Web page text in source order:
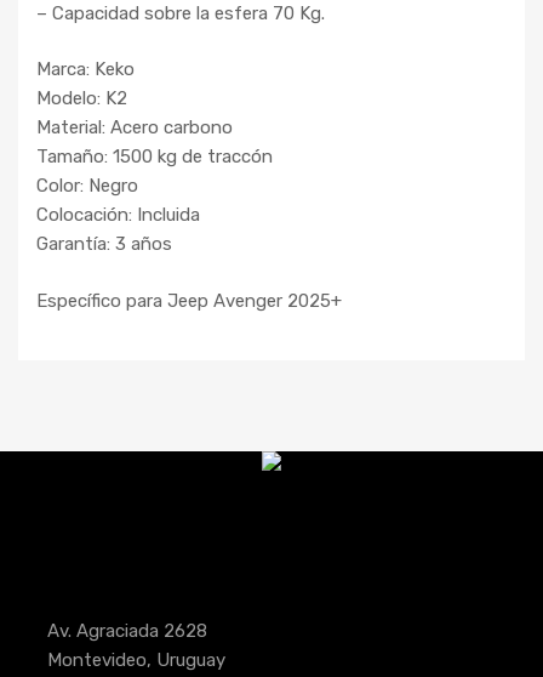
– Capacidad sobre la esfera 70 Kg.
Marca: Keko
Modelo: K2
Material: Acero carbono
Tamaño: 1500 kg de traccón
Color: Negro
Colocación: Incluida
Garantía: 3 años
Específico para Jeep Avenger 2025+
Av. Agraciada 2628
Montevideo, Uruguay